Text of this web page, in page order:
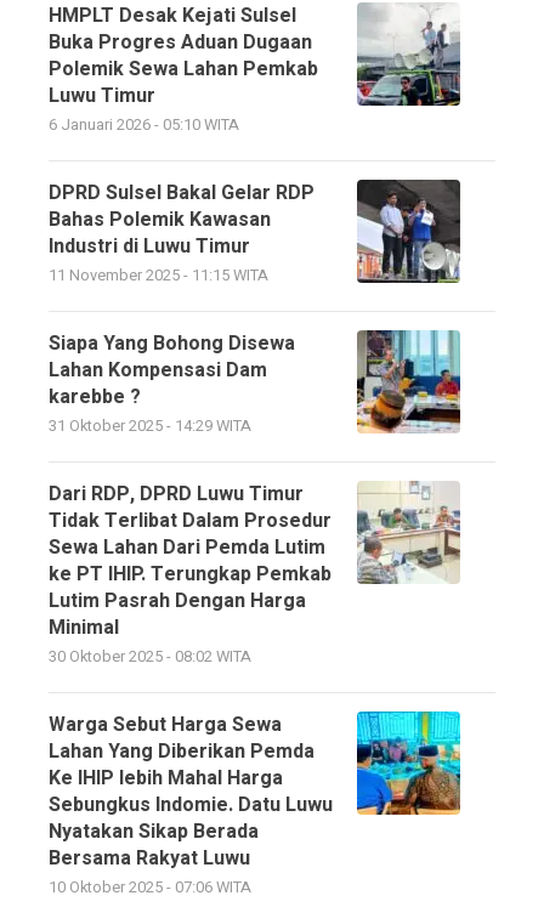
HMPLT Desak Kejati Sulsel
Buka Progres Aduan Dugaan
Polemik Sewa Lahan Pemkab
Luwu Timur
6 Januari 2026 - 05:10 WITA
DPRD Sulsel Bakal Gelar RDP
Bahas Polemik Kawasan
Industri di Luwu Timur
11 November 2025 - 11:15 WITA
Siapa Yang Bohong Disewa
Lahan Kompensasi Dam
karebbe ?
31 Oktober 2025 - 14:29 WITA
Dari RDP, DPRD Luwu Timur
Tidak Terlibat Dalam Prosedur
Sewa Lahan Dari Pemda Lutim
ke PT IHIP. Terungkap Pemkab
Lutim Pasrah Dengan Harga
Minimal
30 Oktober 2025 - 08:02 WITA
Warga Sebut Harga Sewa
Lahan Yang Diberikan Pemda
Ke IHIP lebih Mahal Harga
Sebungkus Indomie. Datu Luwu
Nyatakan Sikap Berada
Bersama Rakyat Luwu
10 Oktober 2025 - 07:06 WITA